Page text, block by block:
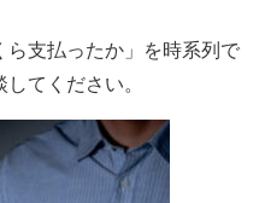
ら支払ったか」を時系列で
てください。